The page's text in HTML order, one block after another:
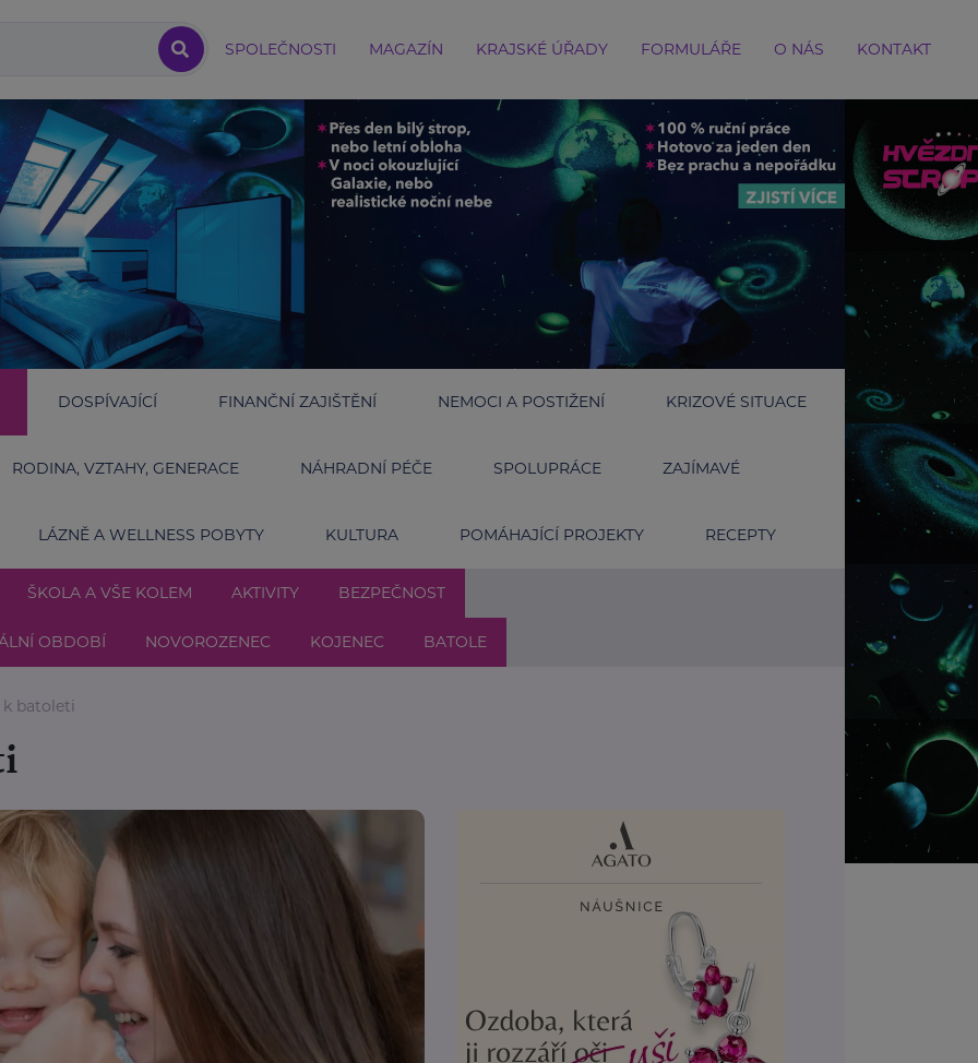
SPOLEČNOSTI MAGAZÍN KRAJSKÉ ÚŘADY FORMULÁŘE O NÁS KONTAKT
DOSPÍVAJÍCÍ FINANČNÍ ZAJIŠTĚNÍ NEMOCI A POSTIŽENÍ KRIZOVÉ SITUACE
RODINA, VZTAHY, GENERACE NÁHRADNÍ PÉČE SPOLUPRÁCE ZAJÍMAVÉ
LÁZNĚ A WELLNESS POBYTY KULTURA POMÁHAJÍCÍ PROJEKTY RECEPTY
ŠKOLA A VŠE KOLEM AKTIVITY BEZPEČNOST
OBDOBÍ NOVOROZENEC KOJENEC BATOLE
batoleti